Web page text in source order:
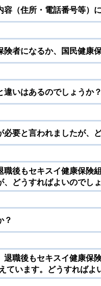
（住所・電話番号等）
者になるか、国民健康
いはあるのでしょうか？
要と言われましたが、
後もセキスイ健康保険
どうすればよいのでし
？
職後もセキスイ健康保
ています。どうすればよ